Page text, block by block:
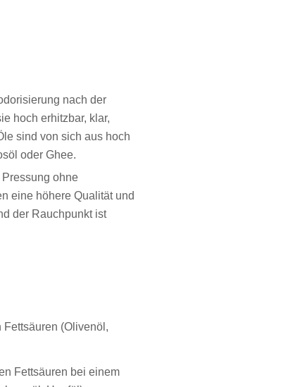
nach der
hoch erhitzbar, klar,
sind von sich aus hoch
oder Ghee.
ohne
eine höhere Qualität und
der Rauchpunkt ist
Fettsäuren (Olivenöl,
Fettsäuren bei einem